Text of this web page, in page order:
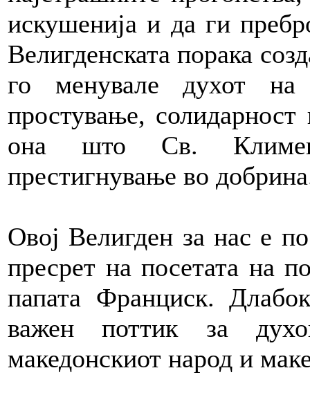
искушенија и да ги
Велигденската порака
го менувале духот
простување,
она што Св.
престигнување во
Овој Велигден за нас е
пресрет на посетата на
папата Франциск.
важен поттик за
македонскиот народ и